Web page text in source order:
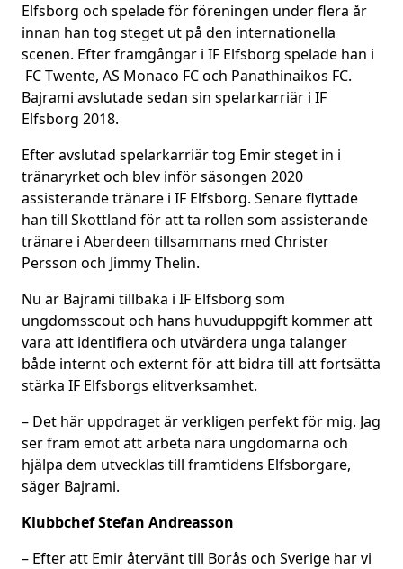
Elfsborg och spelade för föreningen under flera år
innan han tog steget ut på den internationella
scenen. Efter framgångar i IF Elfsborg spelade han i
FC Twente, AS Monaco FC och Panathinaikos FC.
Bajrami avslutade sedan sin spelarkarriär i IF
Elfsborg 2018.
Efter avslutad spelarkarriär tog Emir steget in i
tränaryrket och blev inför säsongen 2020
assisterande tränare i IF Elfsborg. Senare flyttade
han till Skottland för att ta rollen som assisterande
tränare i Aberdeen tillsammans med Christer
Persson och Jimmy Thelin.
Nu är Bajrami tillbaka i IF Elfsborg som
ungdomsscout och hans huvuduppgift kommer att
vara att identifiera och utvärdera unga talanger
både internt och externt för att bidra till att fortsätta
stärka IF Elfsborgs elitverksamhet.
– Det här uppdraget är verkligen perfekt för mig. Jag
ser fram emot att arbeta nära ungdomarna och
hjälpa dem utvecklas till framtidens Elfsborgare,
säger Bajrami.
Klubbchef Stefan Andreasson
– Efter att Emir återvänt till Borås och Sverige har vi